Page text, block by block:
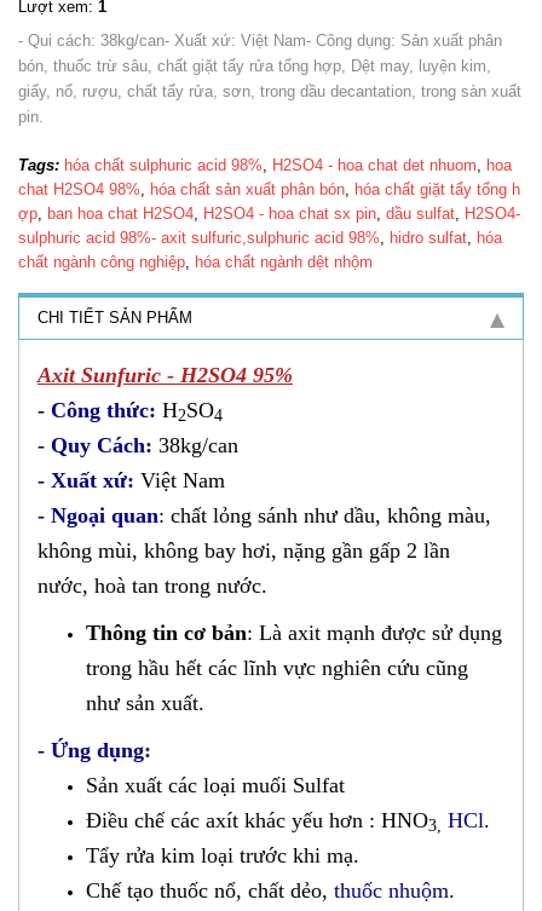
Lượt xem: 1
- Qui cách: 38kg/can- Xuất xứ: Việt Nam- Công dụng: Sản xuất phân
bón, thuốc trừ sâu, chất giặt tẩy rửa tổng hợp, Dệt may, luyện kim,
giấy, nổ, rượu, chất tẩy rửa, sơn, trong dầu decantation, trong sàn xuất
pin.
Tags: hóa chất sulphuric acid 98% H2SO4 - hoa chat det nhuom
hoa
chat H2SO4 98%
hóa chất sản xuất phân b​ón
hóa chất giặt tẩy tổng h​
ợp
ban hoa chat H2SO4 H2SO4 - hoa chat sx pin d​ầu sulfat
H2SO4-
sulphuric acid 98%- axit sulfuric,sulphuric acid 98%
hidro sulfat
hóa
chất ngành công nghiệp
hóa chất ngành dệt nh​ộm
CHI TIẾT SẢN PHẨM
Axit Sunfuric - H2SO4 95%
- Công thức: H2SO4
- Quy Cách: 38kg/can
- Xuất xứ: Việt Nam
- Ngoại quan: chất lỏng sánh như dầu, không màu,
không mùi, không bay hơi, nặng gần gấp 2 lần
nước, hoà tan trong nước.
Thông tin cơ bản: Là axit mạnh được sử dụng
trong hầu hết các lĩnh vực nghiên cứu cũng
như sản xuất.
- Ứng dụng:
Sản xuất các loại muối Sulfat
Điều chế các axít khác yếu hơn : HNO3, HCl.
Tẩy rửa kim loại trước khi mạ.
Chế tạo thuốc nổ, chất dẻo, thuốc nhuộm.